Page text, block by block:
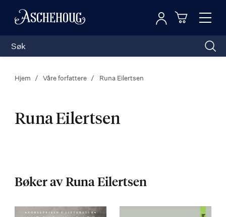
Toggle
Logg inn
Hjem Våre forfattere Runa Eilertsen
Runa Eilertsen
Bøker av Runa Eilertsen